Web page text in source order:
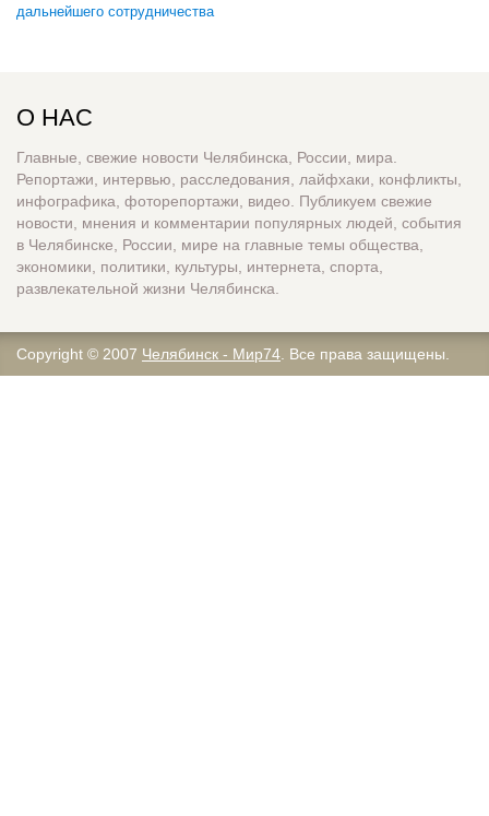
дальнейшего сотрудничества
О НАС
Главные, свежие новости Челябинска, России, мира.
Репортажи, интервью, расследования, лайфхаки, конфликты,
инфографика, фоторепортажи, видео. Публикуем свежие
новости, мнения и комментарии популярных людей, события
в Челябинске, России, мире на главные темы общества,
экономики, политики, культуры, интернета, спорта,
развлекательной жизни Челябинска.
Copyright © 2007 Челябинск - Мир74 . Все права защищены.